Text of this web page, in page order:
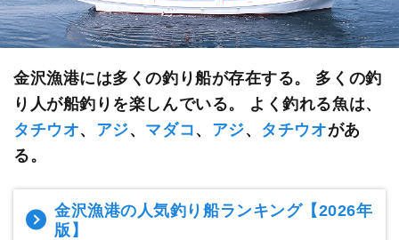
金沢漁港には多くの釣り船が存在する。 多くの釣
り人が船釣りを楽しんでいる。 よく釣れる魚は、
タチウオ、 アジ、 マダコ、 アジ、 タチウオがあ
る。
金沢漁港の人気釣り船ランキング【2026年
版】